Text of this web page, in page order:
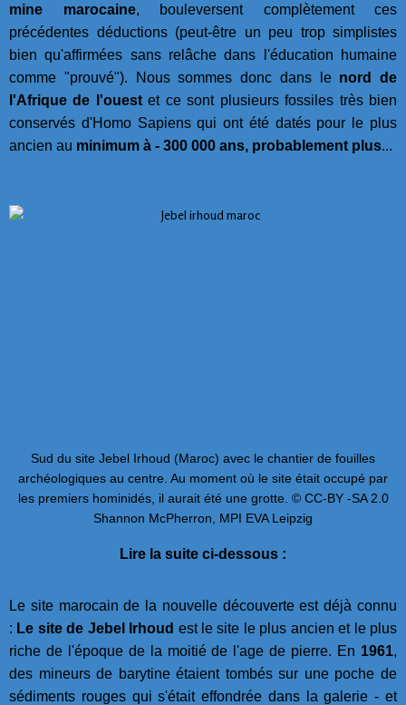
mine marocaine, bouleversent complètement ces
précédentes déductions (peut-être un peu trop simplistes
bien qu'affirmées sans relâche dans l'éducation humaine
comme "prouvé"). Nous sommes donc dans le nord de
l'Afrique de l'ouestet ce sont plusieurs fossiles très bien
conservés d'Homo Sapiens qui ont été datés pour le plus
ancien au minimum à - 300 000 ans, probablement plus...
Sud du site Jebel Irhoud (Maroc) avec le chantier de fouilles
archéologiques au centre. Au moment où le site était occupé par
les premiers hominidés, il aurait été une grotte. © CC-BY -SA 2.0
Shannon McPherron, MPI EVA Leipzig
Lire la suite ci-dessous :
Le site marocain de la nouvelle découverte est déjà connu
: Le site de Jebel Irhoud est le site le plus ancien et le plus
riche de l'époque de la moitié de l'age de pierre. En 1961,
des mineurs de barytine étaient tombés sur une poche de
sédiments rouges qui s'était effondrée dans la galerie - et